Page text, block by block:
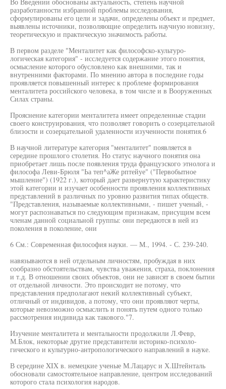
разработанности избранной проблемы исследования,
сформулированы его цели и задачи, определены объект и предмет,
выявлены источники, позволяющие определить научную новизну,
теоретическую и практическую значимость работы.
В первом разделе "Менталитет как философско-культуро-
логическая категория" - исследуется содержание этого понятия,
осмысление которого обусловлено как внешними, так и
внутренними факторами. По мнению автора в последние годы
проявляется повышенный интерес к проблеме формирования
менталитета российского человека, в том числе и в Вооруженных
Силах страны.
Прояснение категории менталитета имеет определенные стадии
своего конструирования, что позволяет говорить о созерцательной
близости и созерцательной удаленности изученности понятия.6
В научной литературе категория "менталитет" появляется в
середине прошлого столетия. Но статус научного понятия она
приобретает лишь после появления труда французского этнолога и
философа Леви-Брюля "Ьа теп^аЖе рптейуе" ("Первобытное
мышление") (1922 г.), который дает развернутую характеристику
этой категории и изучает особенности проявления коллективных
представлений в различных по уровню развития типах обществ.
"Представления, называемые коллективными, - пишет ученый, -
могут распознаваться по следующим признакам, присущим всем
членам данной социальной группы: они передаются в ней из
поколения в поколение, они
6 См.: Современная философия науки. — М., 1994. - С. 239-240.
навязываются в ней отдельным личностям, пробуждая в них
сообразно обстоятельствам, чувства уважения, страха, поклонения
и т.д. В отношении своих объектов, они не зависят в своем бытии
от отдельной личности. Это происходит не потому, что
представления предполагают некий коллективный субъект,
отличный от индивидов, а потому, что они проявляют черты,
которые невозможно осмыслить и понять путем одного только
рассмотрения индивида как такового."7.
Изучение менталитета и ментальности продолжили Л.Февр,
М.Блок, некоторые другие представители историко-психоло-
гического и культурно-антропологического направлений в науке.
В середине XIX в. немецкие ученые М.Лацарус и Х.Штейнталь
обосновали самостоятельное направление, центром исследований
которого стала психология народов.